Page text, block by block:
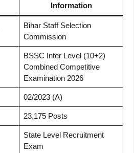
Information
Bihar Staff Selection
Commission
BSSC Inter Level (10+2)
Combined Competitive
Examination 2026
02/2023 (A)
23,175 Posts
State Level Recruitment
Exam